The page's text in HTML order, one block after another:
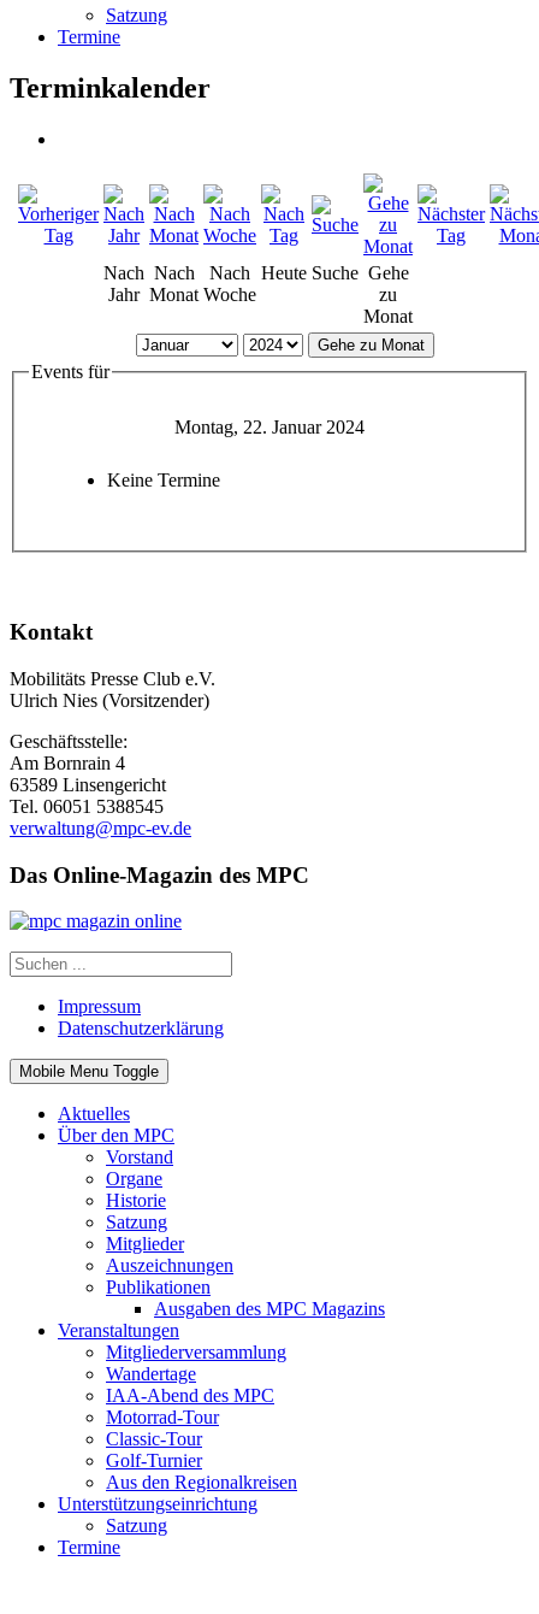
Satzung
Termine
Terminkalender
Nach
Jahr
Nach
Monat
Nach
Woche
Heute Suche Gehe
zu
Monat
Gehe zu Monat
Events für
Montag, 22. Januar 2024
Keine Termine
Kontakt
Mobilitäts Presse Club e.V.
Ulrich Nies (Vorsitzender)
Geschäftsstelle:
Am Bornrain 4
63589 Linsengericht
Tel. 06051 5388545
verwaltung@mpc-ev.de
Das Online-Magazin des MPC
Impressum
Datenschutzerklärung
Mobile Menu Toggle
Aktuelles
Über den MPC
Vorstand
Organe
Historie
Satzung
Mitglieder
Auszeichnungen
Publikationen
Ausgaben des MPC Magazins
Veranstaltungen
Mitgliederversammlung
Wandertage
IAA-Abend des MPC
Motorrad-Tour
Classic-Tour
Golf-Turnier
Aus den Regionalkreisen
Unterstützungseinrichtung
Satzung
Termine